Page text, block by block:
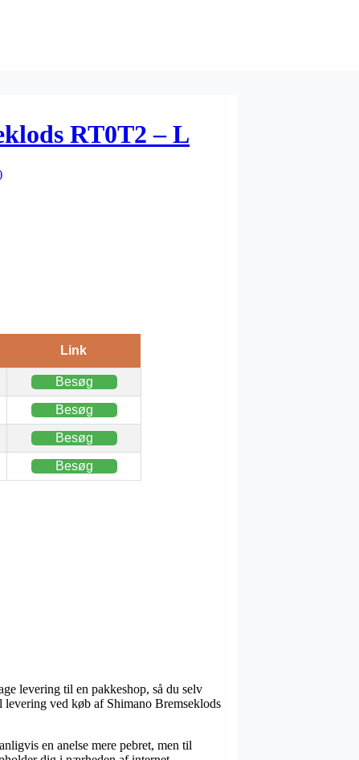
RT0T2 – L
Link
Besøg
Besøg
Besøg
Besøg
levering til en pakkeshop, så du selv
levering ved køb af Shimano Bremseklods
en anelse mere pebret, men til